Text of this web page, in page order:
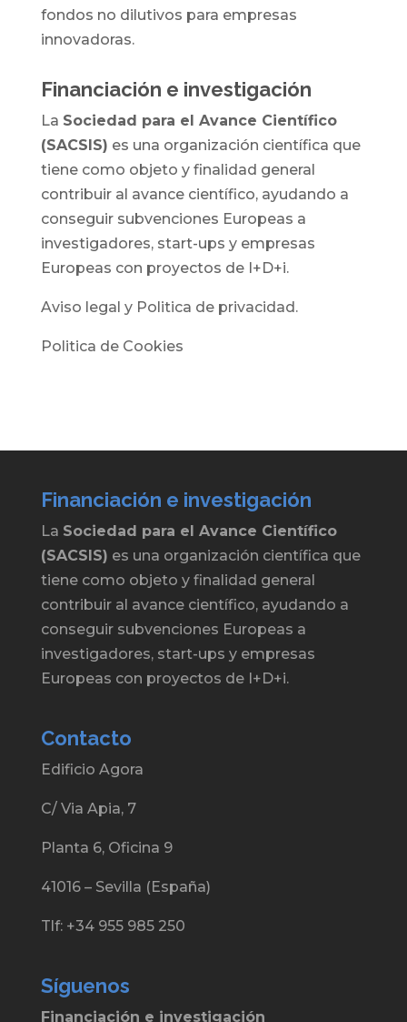
fondos no dilutivos para empresas
innovadoras.
Financiación e investigación
La Sociedad para el Avance Científico
(SACSIS) es una organización científica que
tiene como objeto y finalidad general
contribuir al avance científico, ayudando a
conseguir subvenciones Europeas a
investigadores, start-ups y empresas
Europeas con proyectos de I+D+i.
Aviso legal y Politica de privacidad.
Politica de Cookies
Financiación e investigación
La Sociedad para el Avance Científico
(SACSIS) es una organización científica que
tiene como objeto y finalidad general
contribuir al avance científico, ayudando a
conseguir subvenciones Europeas a
investigadores, start-ups y empresas
Europeas con proyectos de I+D+i.
Contacto
Edificio Agora
C/ Via Apia, 7
Planta 6, Oficina 9
41016 – Sevilla (España)
Tlf: +34 955 985 250
Síguenos
Financiación e investigación